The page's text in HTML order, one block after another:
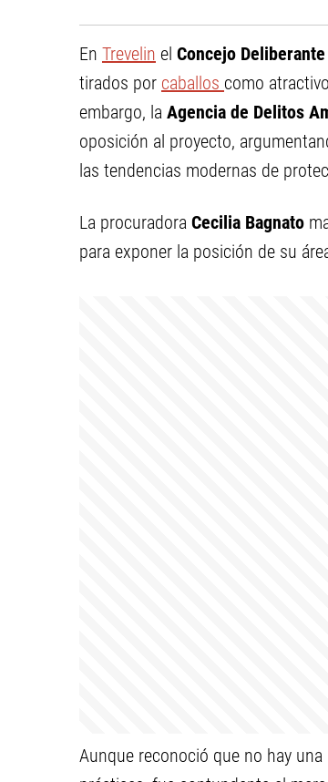
En Trevelin el Concejo Deliberante
tirados por caballos como
embargo, la Agencia de Delitos
oposición al proyecto,
las tendencias modernas de
La procuradora Cecilia Bagnato
para exponer la posición de su
Aunque reconoció que no hay